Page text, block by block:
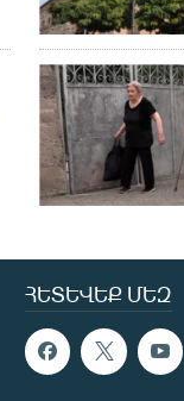
ՀԵՏԵՎԵՔ ՄԵԶ